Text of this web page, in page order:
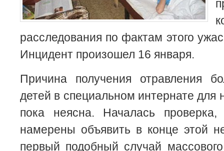
расследования по фактам этого
Инцидент произошел 16 января.
Причина получения отравления
детей в специальном интернате для
пока неясна. Началась
намерены объявить в конце этой
первый подобный случай